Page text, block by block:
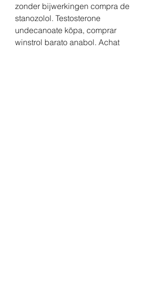
zonder bijwerkingen compra de
stanozolol. Testosterone
undecanoate köpa, comprar
winstrol barato anabol. Achat